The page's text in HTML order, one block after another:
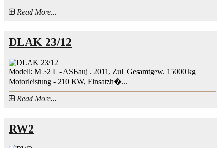
Read More...
DLAK 23/12
Modell: M 32 L - ASBauj . 2011, Zul. Gesamtgew. 15000 kg
Motorleistung - 210 KW, Einsatzh�...
Read More...
RW2